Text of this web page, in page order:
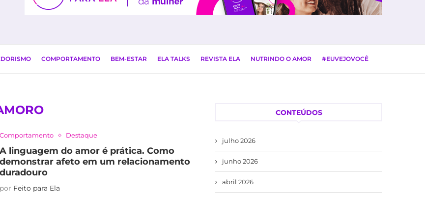
COMPORTAMENTO BEM-ESTAR ELA TALKS REVISTA ELA NUTRINDO O AMOR #EUVEJOVOCÊ
Comportamento Destaque
A linguagem do amor é prática. Como
demonstrar afeto em um relacionamento
duradouro
por Feito para Ela
CONTEÚDOS
julho 2026
junho 2026
abril 2026